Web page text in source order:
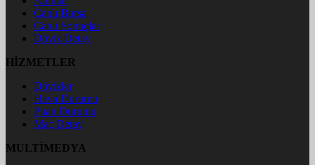
Canlı Borsa
Canlı Sonuçlar
Döviz Detay
HİZMETLER
Dövizler
Hava Durumu
Puan Durumu
Maç Detay
MULTİMEDYA